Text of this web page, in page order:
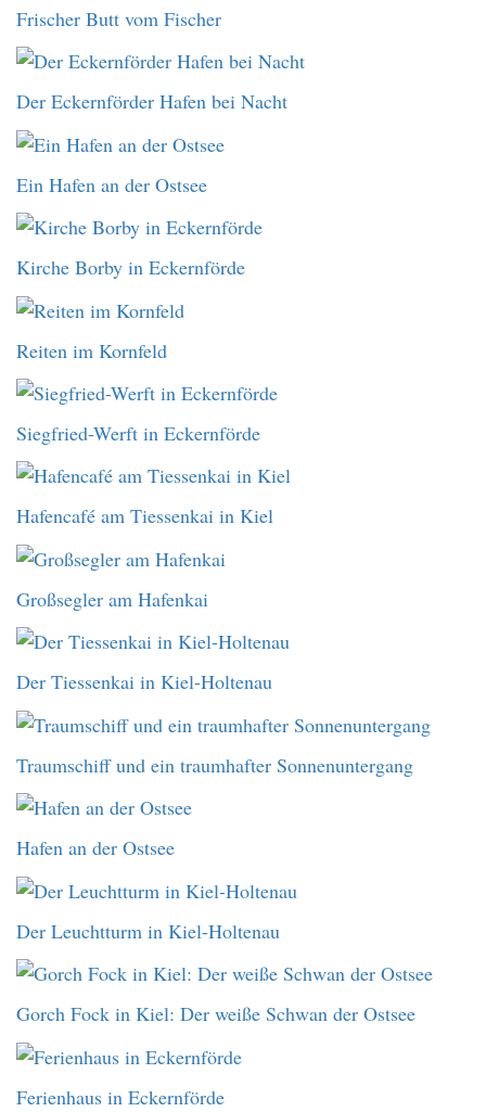
Frischer Butt vom Fischer
Der Eckernförder Hafen bei Nacht
Ein Hafen an der Ostsee
Kirche Borby in Eckernförde
Reiten im Kornfeld
Siegfried-Werft in Eckernförde
Hafencafé am Tiessenkai in Kiel
Großsegler am Hafenkai
Der Tiessenkai in Kiel-Holtenau
Traumschiff und ein traumhafter Sonnenuntergang
Hafen an der Ostsee
Der Leuchtturm in Kiel-Holtenau
Gorch Fock in Kiel: Der weiße Schwan der Ostsee
Ferienhaus in Eckernförde